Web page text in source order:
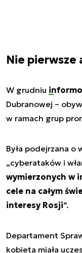
Nie pierwsze
W grudniu
Dubranowej –
w ramach grup
Była podejrzana o
„cyberataków i
wymierzonych w
cele na całym
interesy Rosji”.
Departament
kobieta miała